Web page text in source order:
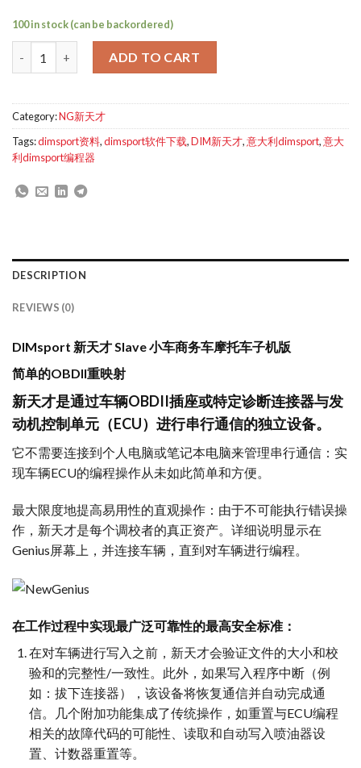
100 in stock (can be backordered)
ADD TO CART
Category:NG新天才
Tags:dimsport资料,dimsport软件下载,DIM新天才,意大利dimsport,意大
利dimsport编程器
DESCRIPTION
REVIEWS (0)
DIMsport 新天才 Slave 小车商务车摩托车子机版
简单的OBDII重映射
新天才是通过车辆OBDII插座或特定诊断连接器与发
动机控制单元（ECU）进行串行通信的独立设备。
它不需要连接到个人电脑或笔记本电脑来管理串行通信：实
现车辆ECU的编程操作从未如此简单和方便。
最大限度地提高易用性的直观操作：由于不可能执行错误操
作，新天才是每个调校者的真正资产。详细说明显示在
Genius屏幕上，并连接车辆，直到对车辆进行编程。
在工作过程中实现最广泛可靠性的最高安全标准：
在对车辆进行写入之前，新天才会验证文件的大小和校
验和的完整性/一致性。此外，如果写入程序中断（例
如：拔下连接器），该设备将恢复通信并自动完成通
信。几个附加功能集成了传统操作，如重置与ECU编程
相关的故障代码的可能性、读取和自动写入喷油器设
置、计数器重置等。